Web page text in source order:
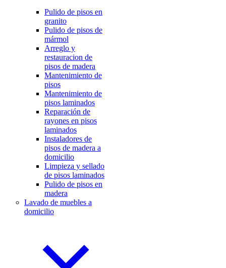
Pulido de pisos en
granito
Pulido de pisos de
mármol
Arreglo y
restauracion de
pisos de madera
Mantenimiento de
pisos
Mantenimiento de
pisos laminados
Reparación de
rayones en pisos
laminados
Instaladores de
pisos de madera a
domicilio
Limpieza y sellado
de pisos laminados
Pulido de pisos en
madera
Lavado de muebles a
domicilio